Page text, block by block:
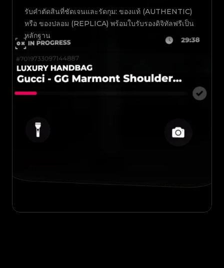
รับคำตัดสินที่ชัดเจนและรัดกุม: ของแท้ (AUTHENTIC)
หรือ ของปลอม (REPLICA) พร้อมใบรับรองดิจิทัลฟรีเป็น
หลักฐาน